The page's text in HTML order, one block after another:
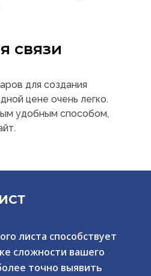
связи
для создания
цене очень легко.
удобным способом,
листа способствует
сложности вашего
точно выявить